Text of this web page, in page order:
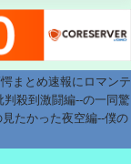
まとめ速報にロマンテ
殺到激闘編--の一同驚
たかった夜空編--僕の